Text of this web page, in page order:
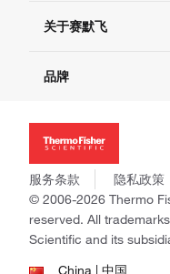
查找文件&证书
促销
社交媒体
关于赛默飞
招聘
新闻
社会责任
商标
政策和通知
品牌
Applied Biosystems
Invitrogen
Gibco
Ion Torrent
Unity Lab Services
Patheon
PPD
服务条款 隐私政策
© 2006-2026 Thermo
reserved. All
Scientific and its
China | 中国